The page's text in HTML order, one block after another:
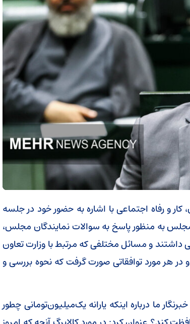
و رفاه اجتماعی با اشاره به حضور خود در جلسه
مجلس به منظور پاسخ به سوالات نمایندگان مجلس،
داشتند و مسائل مختلفی که مرتبط با وزارت تعاون
در هر مورد توافقاتی صورت گرفت که نحوه بررسی و
ما درباره اینکه یارانه یک‌میلیون‌تومانی چطور